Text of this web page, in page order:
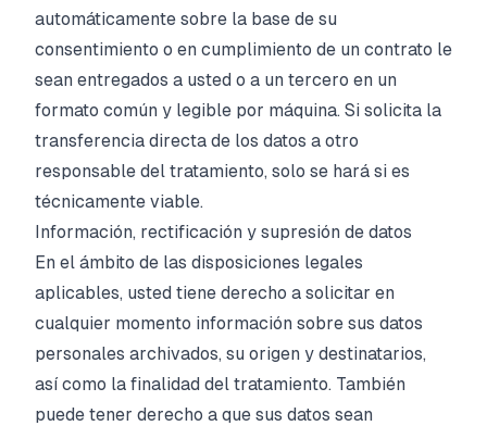
automáticamente sobre la base de su
consentimiento o en cumplimiento de un contrato le
sean entregados a usted o a un tercero en un
formato común y legible por máquina. Si solicita la
transferencia directa de los datos a otro
responsable del tratamiento, solo se hará si es
técnicamente viable.
Información, rectificación y supresión de datos
En el ámbito de las disposiciones legales
aplicables, usted tiene derecho a solicitar en
cualquier momento información sobre sus datos
personales archivados, su origen y destinatarios,
así como la finalidad del tratamiento. También
puede tener derecho a que sus datos sean